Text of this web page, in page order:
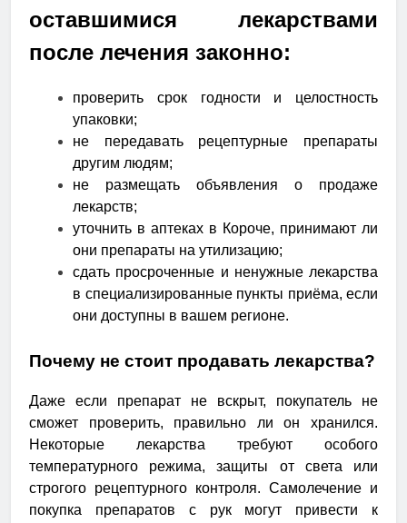
оставшимися лекарствами
после лечения законно:
проверить срок годности и целостность
упаковки;
не передавать рецептурные препараты
другим людям;
не размещать объявления о продаже
лекарств;
уточнить в аптеках в Короче, принимают ли
они препараты на утилизацию;
сдать просроченные и ненужные лекарства
в специализированные пункты приёма, если
они доступны в вашем регионе.
Почему не стоит продавать лекарства?
Даже если препарат не вскрыт, покупатель не
сможет проверить, правильно ли он хранился.
Некоторые лекарства требуют особого
температурного режима, защиты от света или
строгого рецептурного контроля. Самолечение и
покупка препаратов с рук могут привести к